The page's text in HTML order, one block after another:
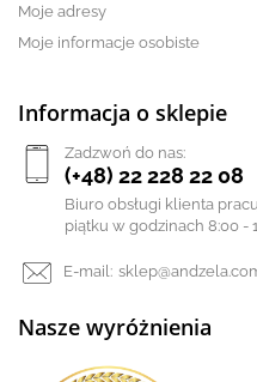
Moje adresy
Moje informacje osobiste
Informacja o sklepie
Zadzwoń do nas:
(+48) 22 228 22 08
Biuro obsługi klienta
piątku w godzinach 8:00 -
E-mail:
Nasze wyróżnienia